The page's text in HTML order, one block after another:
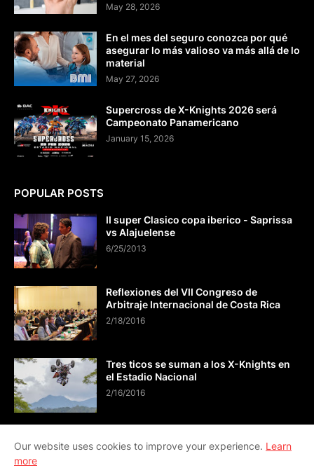
May 28, 2026
En el mes del seguro conozca por qué
asegurar lo más valioso va más allá de lo
material
May 27, 2026
Supercross de X-Knights 2026 será
Campeonato Panamericano
January 15, 2026
POPULAR POSTS
II super Clasico copa iberico - Saprissa
vs Alajuelense
6/25/2013
Reflexiones del VII Congreso de
Arbitraje Internacional de Costa Rica
2/18/2016
Tres ticos se suman a los X-Knights en
el Estadio Nacional
2/16/2016
Our website uses cookies to improve your experience. Learn
more